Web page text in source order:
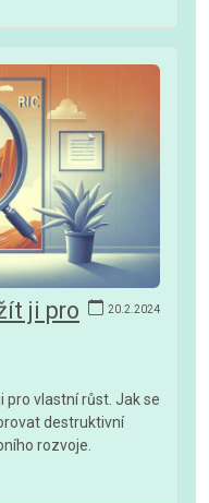
20.2.2024
ji pro
pro vlastní růst. Jak se
destruktivní
rozvoje.